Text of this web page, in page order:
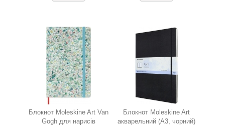
Блокнот Moleskine Art Van
Gogh для нарисів
Блокнот Moleskine Art
акварельний (А3, чорний)